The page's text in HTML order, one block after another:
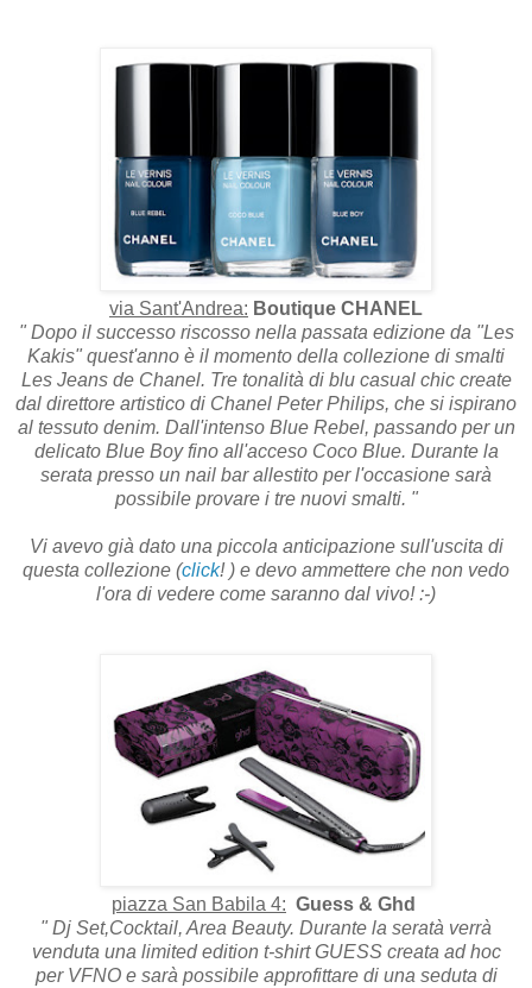
via Sant'Andrea: Boutique CHANEL
" Dopo il successo riscosso nella passata edizione da "Les
Kakis" quest'anno è il momento della collezione di smalti
Les Jeans de Chanel. Tre tonalità di blu casual chic create
dal direttore artistico di Chanel Peter Philips, che si ispirano
al tessuto denim. Dall'intenso Blue Rebel, passando per un
delicato Blue Boy fino all'acceso Coco Blue. Durante la
serata presso un nail bar allestito per l'occasione sarà
possibile provare i tre nuovi smalti. "
Vi avevo già dato una piccola anticipazione sull'uscita di
questa collezione (click! ) e devo ammettere che non vedo
l'ora di vedere come saranno dal vivo! :-)
piazza San Babila 4: Guess & Ghd
" Dj Set,Cocktail, Area Beauty. Durante la seratà verrà
venduta una limited edition t-shirt GUESS creata ad hoc
per VFNO e sarà possibile approfittare di una seduta di